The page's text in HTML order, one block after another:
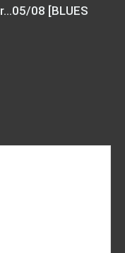
08 [BLUES